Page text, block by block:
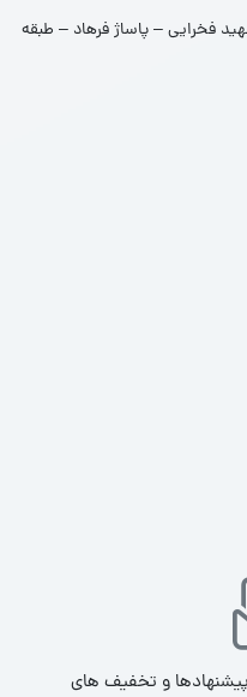
فخرایی – پاساژ فرهاد – طبقه
و تخفیف های